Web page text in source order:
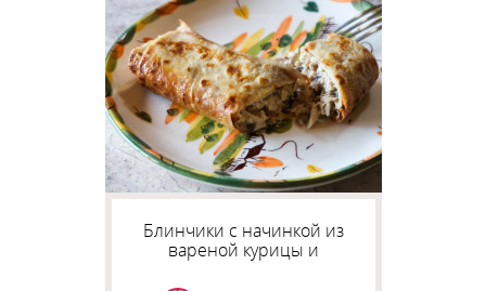
Блинчики с начинкой из
вареной курицы и